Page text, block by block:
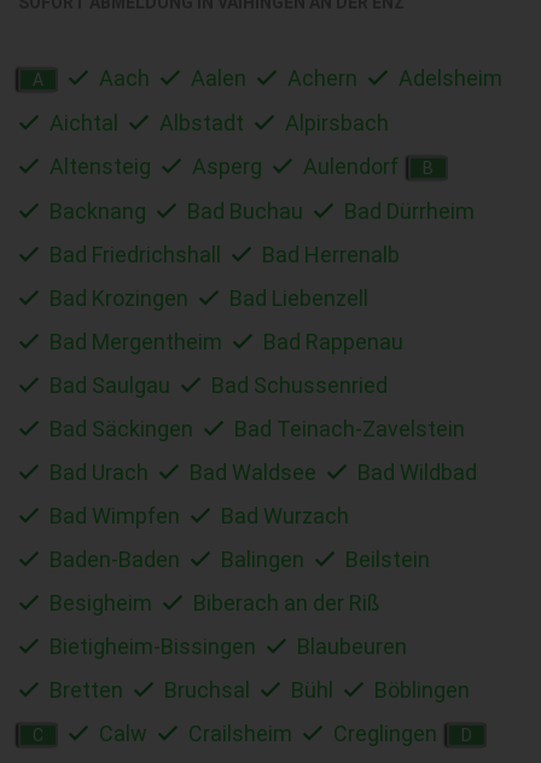
A Aach Aalen Achern
Adelsheim
Aichtal
Albstadt
Alpirsbach
Altensteig
Asperg Aulendorf B
Backnang Bad Buchau
Bad Dürrheim
Bad Friedrichshall
Bad Herrenalb
Bad Krozingen
Bad Liebenzell
Bad Mergentheim
Bad Rappenau
Bad Saulgau
Bad Schussenried
Bad Säckingen
Bad Teinach-Zavelstein
Bad Urach
Bad Waldsee
Bad Wildbad
Bad Wimpfen
Bad Wurzach
Baden-Baden
Balingen
Beilstein
Besigheim
Biberach an der Riß
Bietigheim-Bissingen
Blaubeuren
Bretten
Bruchsal Bühl Böblingen
C Calw Crailsheim Creglingen D